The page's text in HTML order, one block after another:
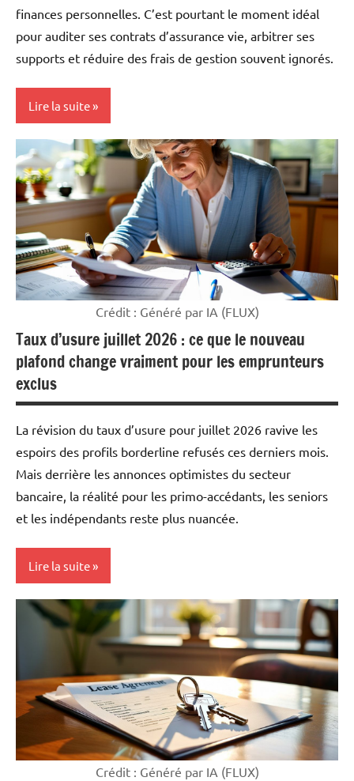
finances personnelles. C’est pourtant le moment idéal
pour auditer ses contrats d’assurance vie, arbitrer ses
supports et réduire des frais de gestion souvent ignorés.
Lire la suite
Mon
argent
Crédit : Généré par IA (FLUX)
Taux d’usure juillet 2026 : ce que le nouveau
plafond change vraiment pour les emprunteurs
exclus
La révision du taux d’usure pour juillet 2026 ravive les
espoirs des profils borderline refusés ces derniers mois.
Mais derrière les annonces optimistes du secteur
bancaire, la réalité pour les primo-accédants, les seniors
et les indépendants reste plus nuancée.
Lire la suite
Mon
argent
Crédit : Généré par IA (FLUX)